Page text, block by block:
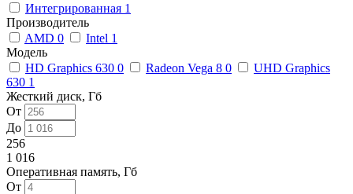
Интегрированная 1
Производитель
AMD 0 Intel 1
Модель
HD Graphics 630 0 Radeon Vega 8 0
UHD Graphics
630 1
Жесткий диск, Гб
От
До
256
1 016
Оперативная память, Гб
От